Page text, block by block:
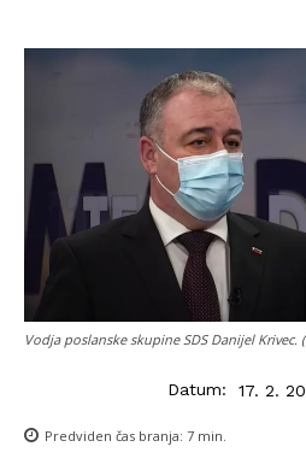
Vodja poslanske skupine SDS Danijel Krivec.
Datum: 17. 2.
Predviden čas branja: 7 min.